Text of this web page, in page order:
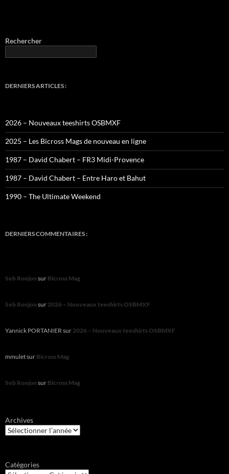
Rechercher
DERNIERS ARTICLES :
2026 – Nouveaux teeshirts OSBMXF
2025 – Les Bicross Mags de nouveau en ligne
1987 – David Chabert – FR3 Midi-Provence
1987 – David Chabert – Entre Haro et Bahut
1990 – The Ultimate Weekend
DERNIERS COMMENTAIRES :
Seb Ronjon sur Bicross Mag
Seb Ronjon sur2026 – Nouveaux teeshirts OSBMXF
Yannick PORTANIERsur2026 – Nouveaux teeshirts OSBMXF
mmuletsur Bicross Mag
Seb Ronjon sur Bicross Mag
Archives
Catégories